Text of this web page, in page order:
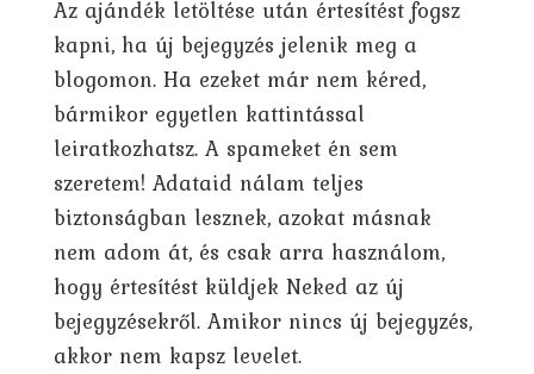
Az ajándék letöltése után értesítést fogsz
kapni, ha új bejegyzés jelenik meg a
blogomon. Ha ezeket már nem kéred,
bármikor egyetlen kattintással
leiratkozhatsz. A spameket én sem
szeretem! Adataid nálam teljes
biztonságban lesznek, azokat másnak
nem adom át, és csak arra használom,
hogy értesítést küldjek Neked az új
bejegyzésekről. Amikor nincs új bejegyzés,
akkor nem kapsz levelet.